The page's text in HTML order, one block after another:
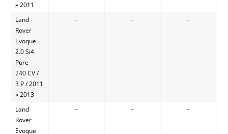
» 2011
Land
Rover
Evoque
2.0 Si4
Pure
240 CV /
3 P / 2011
» 2013
– – –
Land
Rover
Evoque
– – –